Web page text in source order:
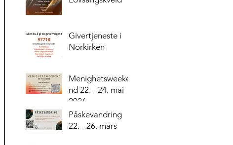
Givertjeneste i
Norkirken
Menighetsweeke
nd 22. - 24. mai
2026
Påskevandring
22. - 26. mars